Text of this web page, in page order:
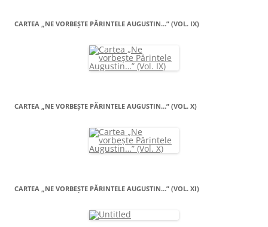
CARTEA „NE VORBEŞTE PĂRINTELE AUGUSTIN…” (VOL. IX)
CARTEA „NE VORBEŞTE PĂRINTELE AUGUSTIN…” (VOL. X)
CARTEA „NE VORBEŞTE PĂRINTELE AUGUSTIN…” (VOL. XI)